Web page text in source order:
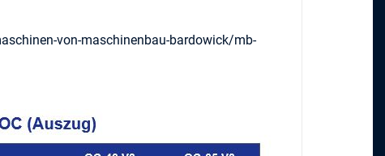
von-maschinenbau-bardowick/mb-